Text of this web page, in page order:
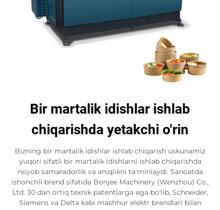
Bir martalik idishlar ishlab
chiqarishda yetakchi o'rin
Bizning bir martalik idishlar ishlab chiqarish uskunamiz
yuqori sifatli bir martalik idishlarni ishlab chiqarishda
noyob samaradorlik va aniqlikni ta'minlaydi. Sanoatda
ishonchli brend sifatida Bonjee Machinery (Wenzhou) Co.,
Ltd. 30 dan ortiq texnik patentlarga ega bo'lib, Schneider,
Siemens va Delta kabi mashhur elektr brendlari bilan